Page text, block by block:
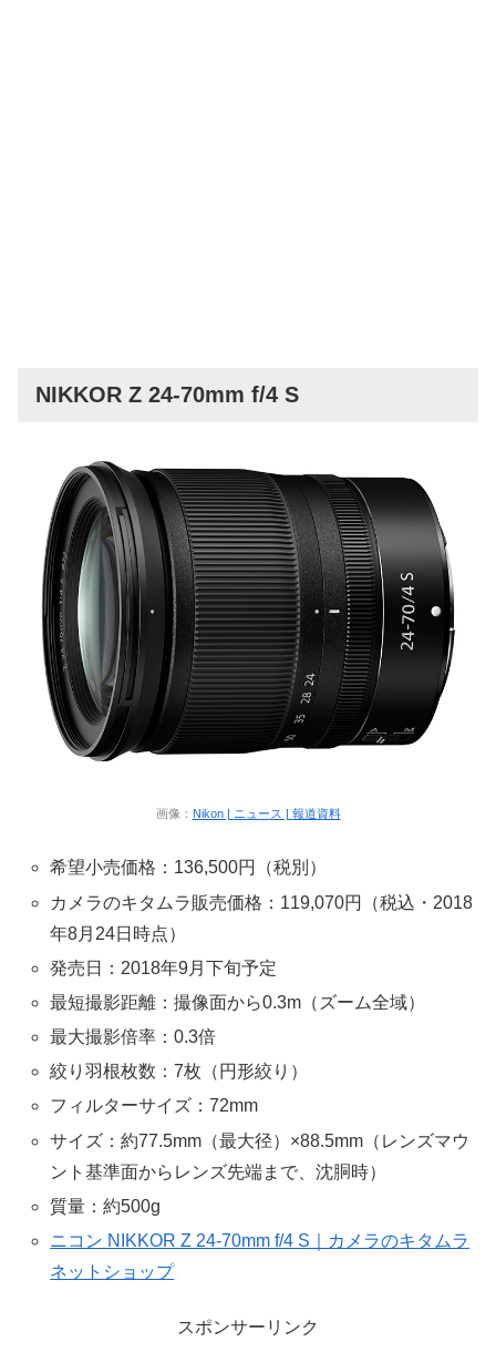
NIKKOR Z 24-70mm f/4 S
画像： Nikon | ニュース | 報道資料
希望小売価格：136,500円（税別）
カメラのキタムラ販売価格：119,070円（税込・2018
年8月24日時点）
発売日：2018年9月下旬予定
最短撮影距離：撮像面から0.3m（ズーム全域）
最大撮影倍率：0.3倍
絞り羽根枚数：7枚（円形絞り）
フィルターサイズ：72mm
サイズ：約77.5mm（最大径）×88.5mm（レンズマウ
ント基準面からレンズ先端まで、沈胴時）
質量：約500g
ニコン NIKKOR Z 24-70mm f/4 S｜カメラのキタムラ
ネットショップ
スポンサーリンク